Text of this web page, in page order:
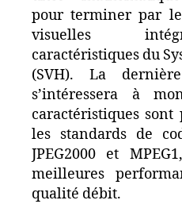
pour terminer par
visuelles
caractéristiques du
(SVH). La
s’intéressera à
caractéristiques
les standards de
JPEG2000 et
meilleures
qualité débit.